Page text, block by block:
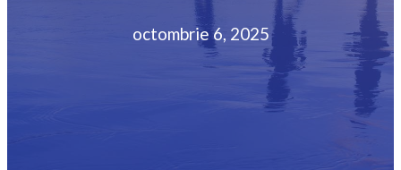
octombrie 6, 2025